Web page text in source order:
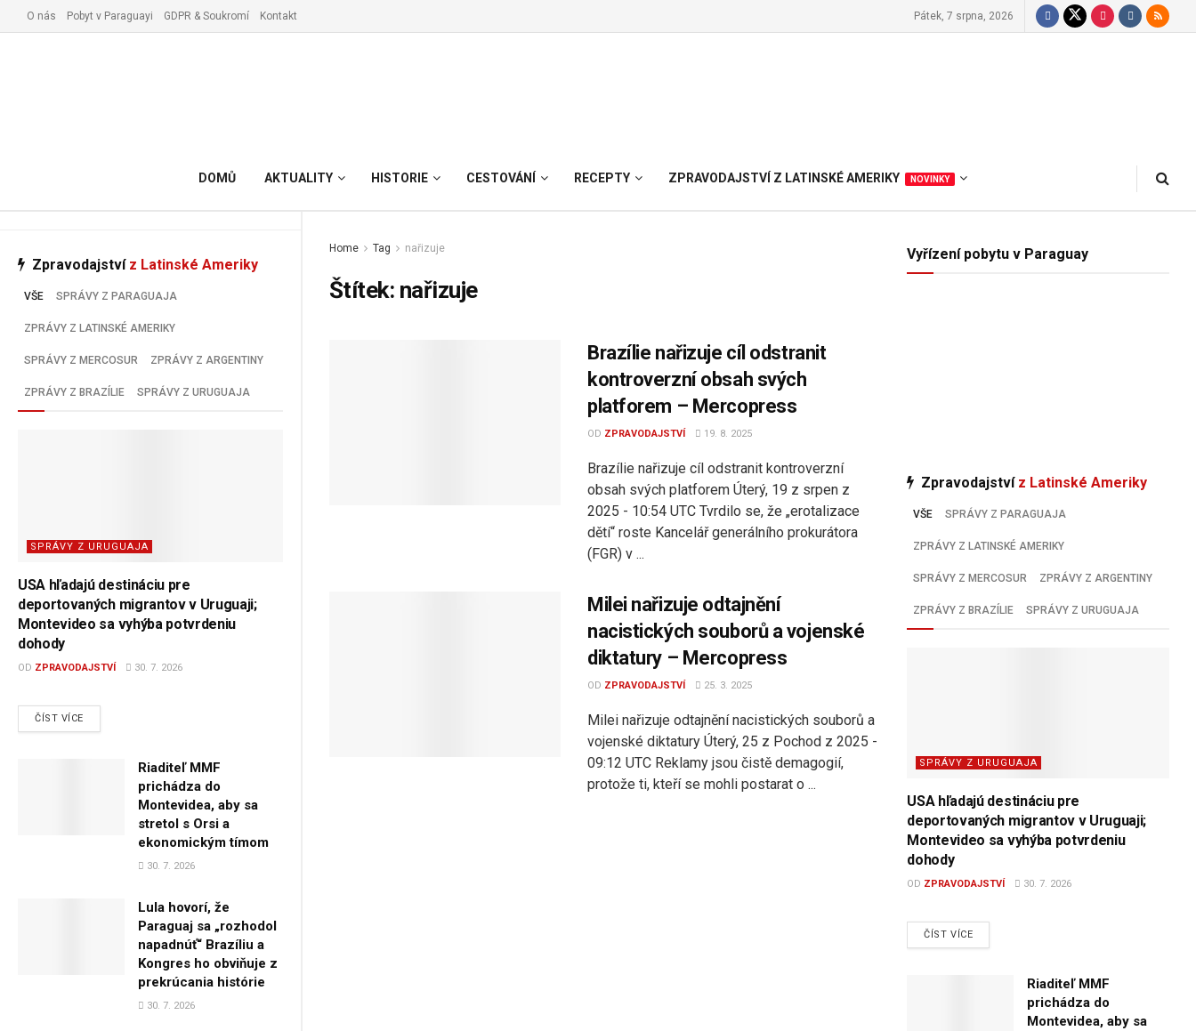
Vyřízení pobytu v Paraguay
Zpravodajství z Latinské Ameriky
VŠE SPRÁVY Z PARAGUAJA
ZPRÁVY Z LATINSKÉ AMERIKY
SPRÁVY Z MERCOSUR ZPRÁVY Z ARGENTINY
ZPRÁVY Z BRAZÍLIE SPRÁVY Z URUGUAJA
SPRÁVY Z URUGUAJA
USA hľadajú destináciu pre
deportovaných migrantov v Uruguaji;
Montevideo sa vyhýba potvrdeniu
dohody
OD ZPRAVODAJSTVÍ 30. 7. 2026
ČÍST VÍCEDETAILS
Riaditeľ MMF
prichádza do
Montevidea, aby sa
stretol s Orsi a
ekonomickým tímom
30. 7. 2026
Lula hovorí, že
Paraguaj sa „rozhodol
napadnúť“ Brazíliu a
Kongres ho obviňuje z
prekrúcania histórie
30. 7. 2026
O nás Pobyt v Paraguayi GDPR & Soukromí Kontakt Pátek, 7 srpna, 2026
DOMŮ AKTUALITY HISTORIE CESTOVÁNÍ RECEPTY ZPRAVODAJSTVÍ Z LATINSKÉ AMERIKY NOVINKY
Home Tag nařizuje
Štítek: nařizuje
Brazílie nařizuje cíl odstranit
kontroverzní obsah svých
platforem – Mercopress
OD ZPRAVODAJSTVÍ 19. 8. 2025
Brazílie nařizuje cíl odstranit kontroverzní
obsah svých platforem Úterý, 19 z srpen z
2025 - 10:54 UTC Tvrdilo se, že „erotalizace
dětí“ roste Kancelář generálního prokurátora
(FGR) v ...
Milei nařizuje odtajnění
nacistických souborů a vojenské
diktatury – Mercopress
OD ZPRAVODAJSTVÍ 25. 3. 2025
Milei nařizuje odtajnění nacistických souborů a
vojenské diktatury Úterý, 25 z Pochod z 2025 -
09:12 UTC Reklamy jsou čistě demagogií,
protože ti, kteří se mohli postarat o ...
Vyřízení pobytu v Paraguay
Zpravodajství z Latinské Ameriky
VŠE SPRÁVY Z PARAGUAJA
ZPRÁVY Z LATINSKÉ AMERIKY
SPRÁVY Z MERCOSUR ZPRÁVY Z ARGENTINY
ZPRÁVY Z BRAZÍLIE SPRÁVY Z URUGUAJA
SPRÁVY Z URUGUAJA
USA hľadajú destináciu pre
deportovaných migrantov v Uruguaji;
Montevideo sa vyhýba potvrdeniu
dohody
OD ZPRAVODAJSTVÍ 30. 7. 2026
ČÍST VÍCEDETAILS
Riaditeľ MMF
prichádza do
Montevidea, aby sa